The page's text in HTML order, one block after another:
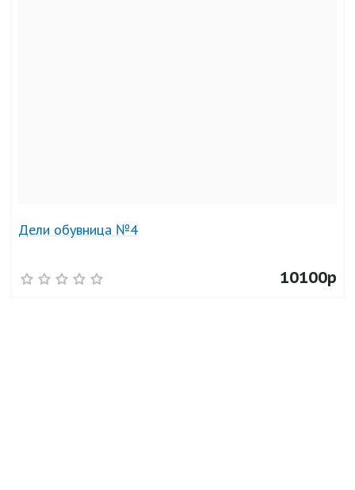
Дели обувница №4
10100р